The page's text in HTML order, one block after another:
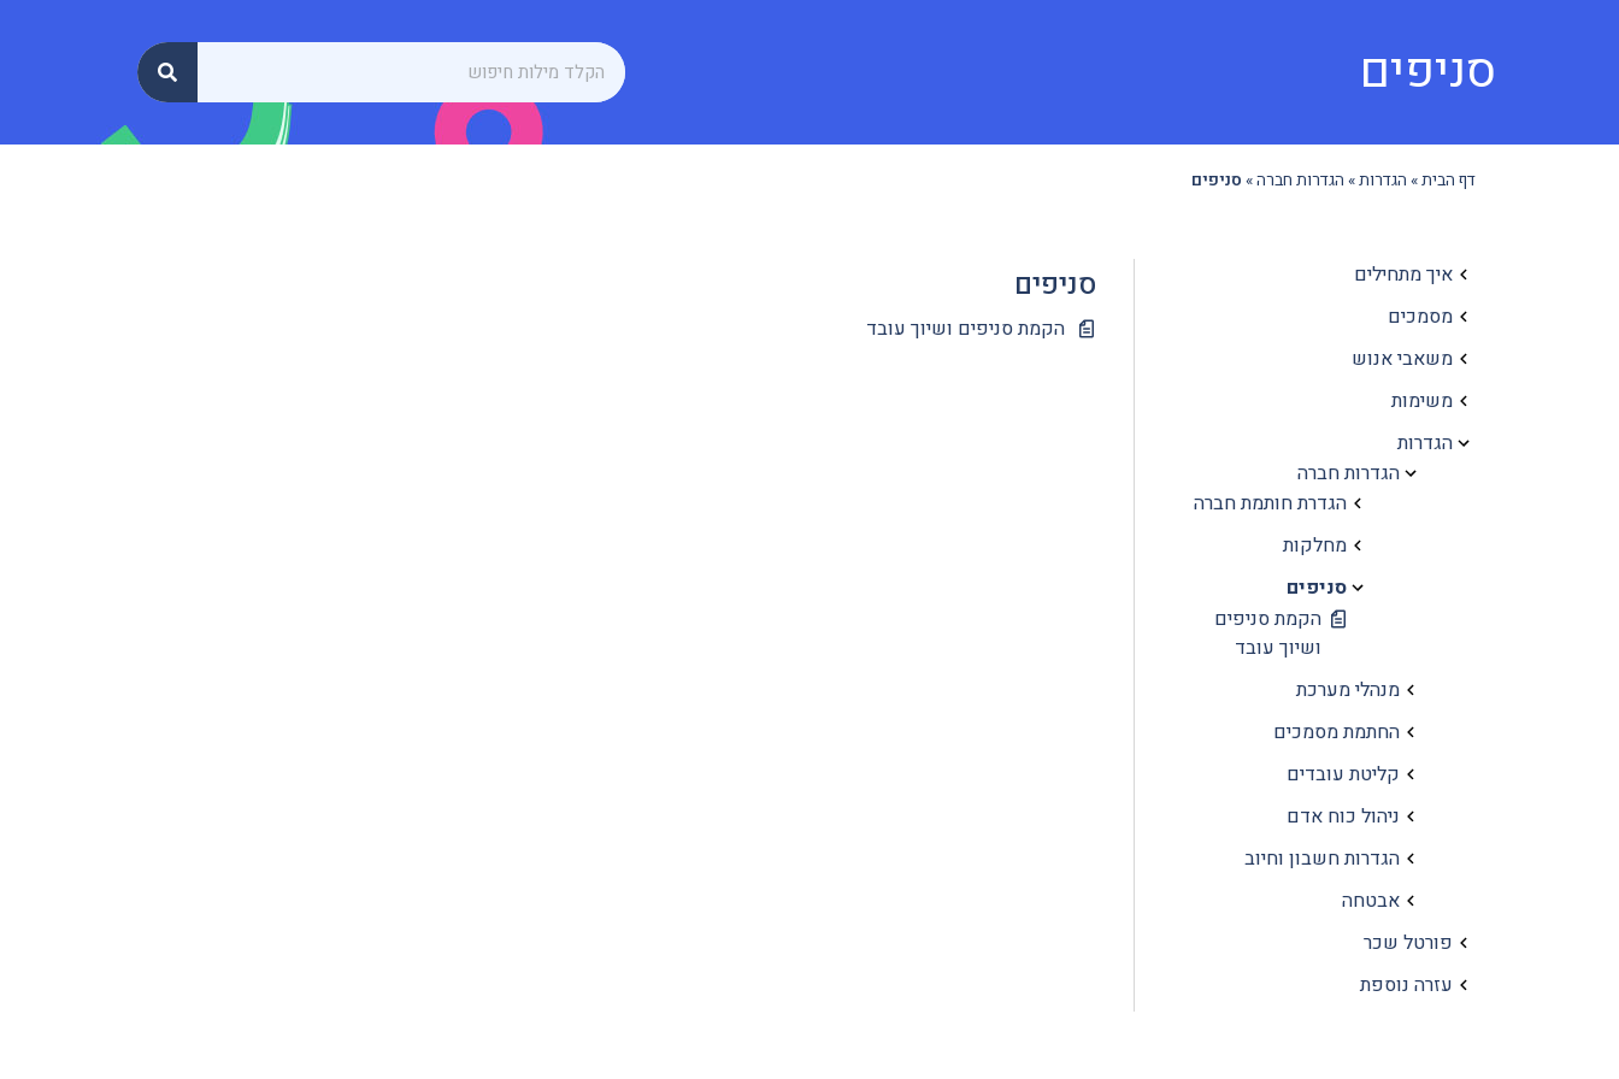
סניפים
דף הבית» הגדרות» הגדרות חברה» סניפים
איך מתחילים
מסמכים
משאבי אנוש
משימות
הגדרות
הגדרות חברה
הגדרת חותמת חברה
מחלקות
סניפים
הקמת סניפים
ושיוך עובד
מנהלי מערכת
החתמת מסמכים
קליטת עובדים
ניהול כוח אדם
הגדרות חשבון וחיוב
אבטחה
פורטל שכר
עזרה נוספת
סניפים
הקמת סניפים ושיוך עובד